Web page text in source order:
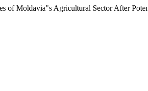
of Moldavia"s Agricultural Sector After